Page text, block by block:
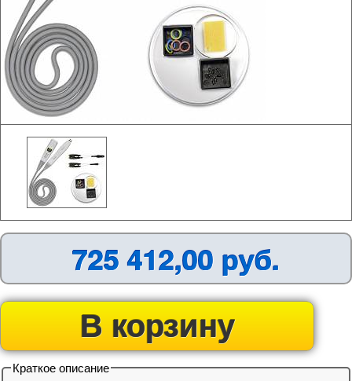
725 412,00 руб.
В корзину
Краткое описание